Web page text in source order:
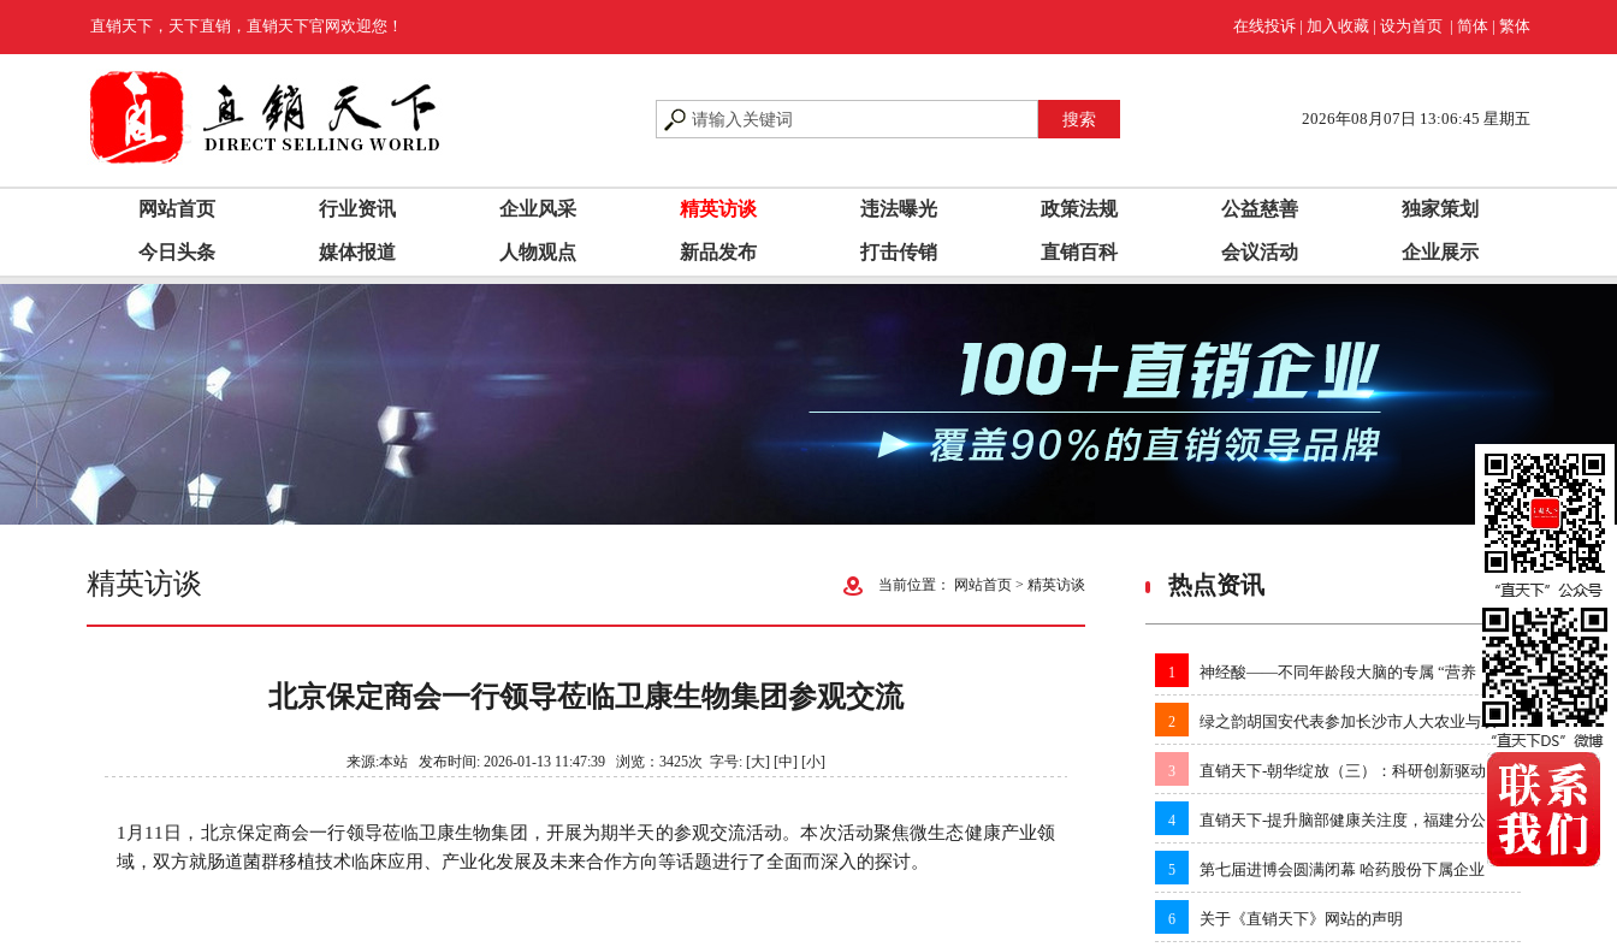
直销天下 ， 天下直销 ， 直销天下官网欢迎您！ 在线投诉 | 加入收藏 | 设为首页 | 简体 | 繁体
2026年08月07日 13:06:46 星期五
网站首页 行业资讯 企业风采 精英访谈 违法曝光 政策法规 公益慈善 独家策划
今日头条 媒体报道 人物观点 新品发布 打击传销 直销百科 会议活动 企业展示
精英访谈 当前位置： 网站首页 > 精英访谈
北京保定商会一行领导莅临卫康生物集团参观交流
来源:本站 发布时间: 2026-01-13 11:47:39 浏览：3425次 字号: [大] [中] [小]
1月11日，北京保定商会一行领导莅临卫康生物集团，开展为期半天的参观交流活动。本次活动聚焦微生态健康产业领
域，双方就肠道菌群移植技术临床应用、产业化发展及未来合作方向等话题进行了全面而深入的探讨。
热点资讯
1 神经酸——不同年龄段大脑的专属 “营养
2 绿之韵胡国安代表参加长沙市人大农业与农
3 直销天下-朝华绽放（三）：科研创新驱动
4 直销天下-提升脑部健康关注度，福建分公
5 第七届进博会圆满闭幕 哈药股份下属企业
6 关于《直销天下》网站的声明